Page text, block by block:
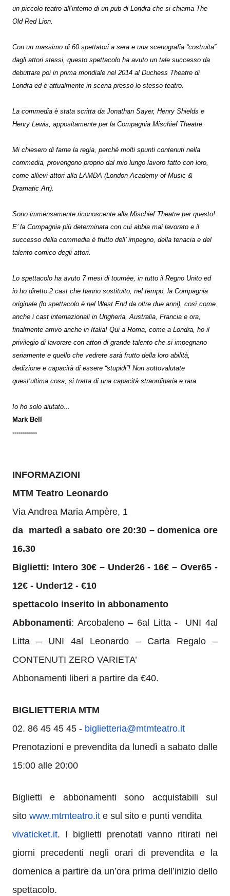
un piccolo teatro all’interno di un pub di Londra che si chiama The
Old Red Lion.
Con un massimo di 60 spettatori a sera e una scenografia “costruita”
dagli attori stessi, questo spettacolo ha avuto un tale successo da
debuttare poi in prima mondiale nel 2014 ­al Duchess The­atre di
Londra ed è attual­mente in scen­a presso lo stesso teatro.
La commedia è stata scritta da Jonathan Sayer, Henry Shields e
Henry Lewis, appositamente per la Compagnia Mischief Theatre.
Mi chiesero di farne la regia, perché molti spunti contenuti nella
commedia, provengono proprio dal mio lungo lavoro fatto con loro,
come allievi-attori alla LAMDA (London Academy of Music &
Dramatic Art).
Sono immensamente riconoscente alla Mischief Theatre per questo!
E’ la Compagnia più determinata con cui abbia mai lavorato e il
successo della commedia è frutto dell’ impegno, della tenacia e del
talento comico degli attori.
Lo spettacolo ha avuto 7 mesi di tournèe, in tutto il Regno Unito ed
io ho diretto 2 cast che hanno sostituito, nel tempo, la Compagnia
originale (lo spettacolo è nel West End da oltre due anni), così come
anche i cast internazionali in Ungheria, Australia, Francia e ora,
finalmente arrivo anche in Italia! Qui a Roma, come a Londra, ho il
privilegio di lavorare con attori di grande talento che si impegnano
seriamente e quello che vedrete sarà frutto della loro abilità,
dedizione e capacità di essere “stupidi”! Non sottovalutate
quest’ultima cosa, si tratta di una capacità straordinaria e rara.
Io ho solo aiutato...
Mark Bell
------------
INFORMAZIONI
MTM Teatro Leonardo
Via Andrea Maria Ampère, 1
da martedì a sabato ore 20:30 – domenica ore
16.30
Biglietti: Intero 30€ – Under26 - 16€ – Over65 -
12€ - Under12 - €10
spettacolo inserito in abbonamento
Abbonamenti: Arcobaleno – 6al Litta - UNI 4al
Litta – UNI 4al Leonardo – Carta Regalo –
CONTENUTI ZERO VARIETA’
Abbonamenti liberi a partire da €40.
BIGLIETTERIA MTM
02. 86 45 45 45 - biglietteria@mtmteatro.it
Prenotazioni e prevendita da lunedì a sabato dalle
15:00 alle 20:00
Biglietti e abbonamenti sono acquistabili sul
sito www.mtmteatro.it e sul sito e punti vendita
vivaticket.it. I biglietti prenotati vanno ritirati nei
giorni precedenti negli orari di prevendita e la
domenica a partire da un’ora prima dell’inizio dello
spettacolo.